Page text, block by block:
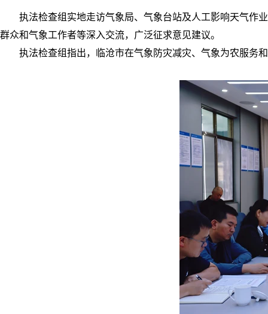
执法检查组实地走访气象局、气象台站及人工影响天气作
群众和气象工作者等深入交流，广泛征求意见建议。
执法检查组指出，临沧市在气象防灾减灾、气象为农服务